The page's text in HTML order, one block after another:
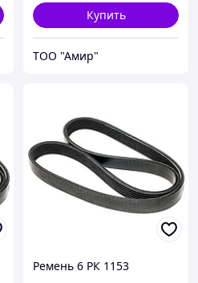
Купить
ТОО "Амир"
Ремень 6 РК 1153